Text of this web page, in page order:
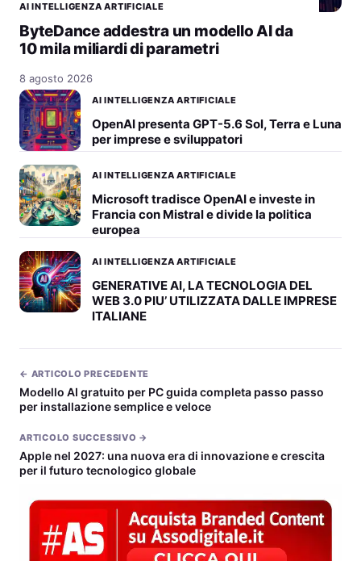
AI INTELLIGENZA ARTIFICIALE
ByteDance addestra un modello AI da
10 mila miliardi di parametri
8 agosto 2026
AI INTELLIGENZA ARTIFICIALE
OpenAI presenta GPT-5.6 Sol, Terra e Luna
per imprese e sviluppatori
AI INTELLIGENZA ARTIFICIALE
Microsoft tradisce OpenAI e investe in
Francia con Mistral e divide la politica
europea
AI INTELLIGENZA ARTIFICIALE
GENERATIVE AI, LA TECNOLOGIA DEL
WEB 3.0 PIU’ UTILIZZATA DALLE IMPRESE
ITALIANE
← ARTICOLO PRECEDENTE
Modello AI gratuito per PC guida completa passo passo
per installazione semplice e veloce
ARTICOLO SUCCESSIVO →
Apple nel 2027: una nuova era di innovazione e crescita
per il futuro tecnologico globale